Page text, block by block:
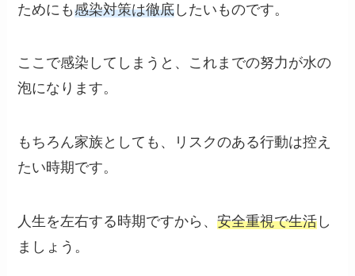
ためにも感染対策は徹底 したいものです。
ここで感染してしまうと、これまでの努力が水の
泡になります。
もちろん家族としても、リスクのある行動は控え
たい時期です。
人生を左右する時期ですから、安全重視で生活 し
ましょう。